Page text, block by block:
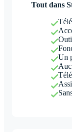
Tout dans
Un